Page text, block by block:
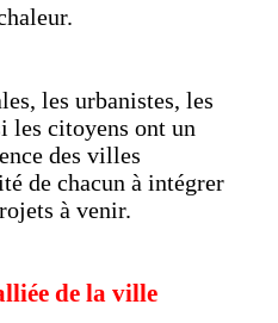
les urbanistes, les
les citoyens ont un
des villes
de chacun à intégrer
à venir.
de la ville